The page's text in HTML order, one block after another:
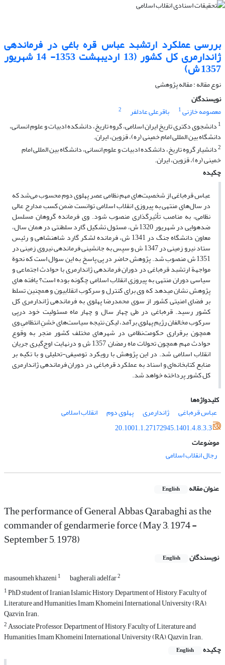
بررسی عملکرد ارتشبد عباس قره باغی در فرماندهی
ژاندارمری کل کشور (13 اردیبهشت 1353- 14 شهریور
1357 ش)
نوع مقاله : مقاله پژوهشی
نویسندگان
معصومه خازنی1 باقرعلی عادلفر
2
1 دانشجوی دکتری تاریخ ایران اسلامی، گروه تاریخ، دانشکده ادبیات و علوم انسانی،
دانشگاه بین المللی امام خمینی (ره)، قزوین، ایران.
2دانشیار گروه تاریخ، دانشکده ادبیات و علوم انسانی، دانشگاه بین المللی امام
خمینی (ره)، قزوین، ایران.
چکیده
عباس قره‌باغی از شخصیت‌های مهم نظامی عصر پهلوی دوم محسوب می‌شد که
در سال‌های منتهی به پیروزی انقلاب اسلامی توانست ضمن کسب مدارج عالی
نظامی، به مناصب تأثیرگذاری منصوب شود. وی فرمانده گروهان مسلسل
ضدهوایی در شهریور 1320 ش، مسئول تشکیل گارد سلطنتی در همان سال،
معاون دانشگاه جنگ در 1341 ش، فرمانده لشکر گارد شاهنشاهی و رئیس
ستاد نیرو زمینی در 1347 ش و سپس به جانشینی فرماندهی نیروی زمینی در
1351 ش منصوب شد. پژوهش حاضر در پی پاسخ به این سوال است که نحوة
مواجهة ارتشبد قره‌باغی در دوران فرماندهی ژاندارمری با حوادث اجتماعی و
سیاسی دوران منتهی به پیروزی انقلاب اسلامی چگونه بوده است؟ یافته ­های
پژوهش نشان می­دهد که وی برای کنترل و سرکوب انقلابیون و همچنین تسلط
بر فضای امنیتی کشور از سوی محمدرضا پهلوی به فرماندهی ژاندارمری کل
کشور رسید. قره‌باغی در طی چهار سال و چهار ماه مسئولیت خود درپی
سرکوب مخالفان رژیم پهلوی برآمد، لیکن نتیجه سیاست‌های خشنِ انتظامیِ وی
همچون برقراری حکومت‌نظامی در شهرهای مختلف کشور منجر به وقوع
حوادث مهم همچون تحولات ماه رمضان 1357 ش و درنهایت اوج‌گیری جریان
انقلاب اسلامی شد. در این پژوهش با رویکرد توصیفی-تحلیلی و با تکیه بر
منابع کتابخانه‌ای و اسناد به عملکرد قره‌باغی در دوران فرماندهی ژاندارمری
کل کشور پرداخته خواهد شد.
کلیدواژه‌ها
عباس قره‌باغی
ژاندارمری پهلوی دوم
انقلاب اسلامی
20.1001.1.27172945.1401.4.8.3.3
موضوعات
رجال انقلاب اسلامی
عنوان مقاله English
The performance of General Abbas Qarabaghi as the
commander of gendarmerie force (May 3, 1974 -
September 5, 1978)
نویسندگان English
masoumeh khazeni1 bagherali adelfar2
1PhD student of Iranian Islamic History, Department of History, Faculty of
Literature and Humanities, Imam Khomeini International University (RA),
Qazvin, Iran.
2Associate Professor, Department of History, Faculty of Literature and
Humanities, Imam Khomeini International University (RA), Qazvin, Iran.
چکیده
English